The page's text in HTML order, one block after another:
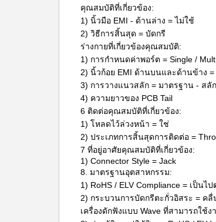
คุณสมบัติที่เกี่ยวข้อง:
1) นิ้วมือ EMI - ด้านล่าง = ไม่ใช้
2) วิธีการสิ้นสุด = บัดกรี
ร่างกายที่เกี่ยวข้องคุณสมบัติ:
1) การกำหนดค่าพอร์ต = Single /
2) นิ้วก้อย EMI ด้านบนและด้านข้าง =
3) การวางแนวสลัก = มาตรฐาน - สลั
4) ความยาวของ PCB Tail
6 ติดต่อคุณสมบัติที่เกี่ยวข้อง:
1) โหลดไว้ล่วงหน้า = ใช่
2) ประเภทการสิ้นสุดการติดต่อ =
7 ที่อยู่อาศัยคุณสมบัติที่เกี่ยวข้อง:
1) Connector Style = Jack
8. มาตรฐานอุตสาหกรรม:
1) RoHS / ELV Compliance = เป็นไ
2) กระบวนการบัดกรีตะกั่วอิสระ = ค
เครื่องดักฟังแบบ Wave ที่สามารถใช้